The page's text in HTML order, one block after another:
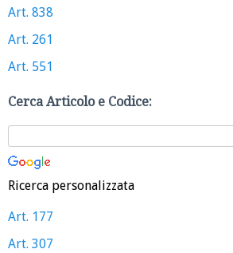
Art. 838
Art. 261
Art. 551
Cerca Articolo e Codice:
Ricerca personalizzata
Art. 177
Art. 307